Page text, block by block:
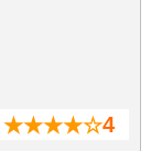
★★★★☆4